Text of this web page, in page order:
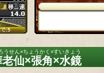
老仙×張角×水鏡